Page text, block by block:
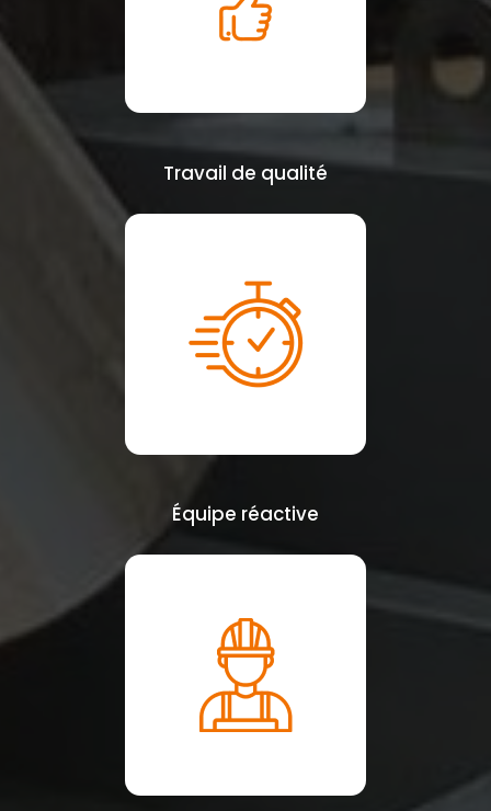
Travail de qualité
Équipe réactive